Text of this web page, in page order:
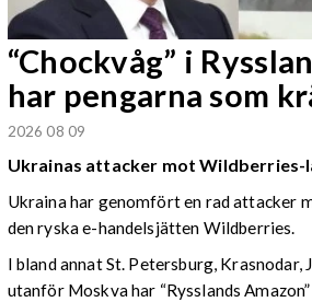
“Chockvåg” i
har pengarna som
2026 08 09
Ukrainas attacker mot Wildberries-
Ukraina har genomfört en rad attacker
den ryska e-handelsjätten Wildberries.
I bland annat St. Petersburg, Krasnodar,
utanför Moskva har “Rysslands